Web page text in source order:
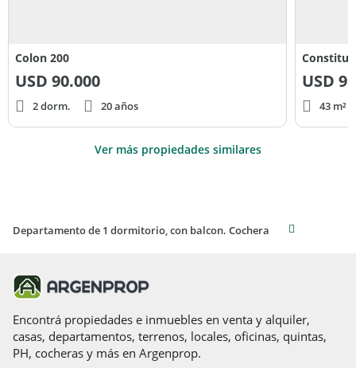
Colon 200
USD 90.000
2 dorm. 20 años
USD
43 m²
Ver más propiedades similares
Departamento de 1 dormitorio, con balcon. Cochera
Encontrá propiedades e inmuebles en venta y alquiler,
casas, departamentos, terrenos, locales, oficinas, quintas,
PH, cocheras y más en Argenprop.